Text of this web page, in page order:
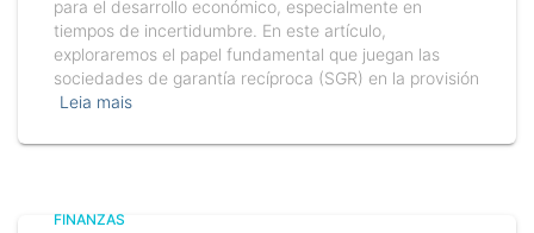
para el desarrollo económico, especialmente en
tiempos de incertidumbre. En este artículo,
exploraremos el papel fundamental que juegan las
sociedades de garantía recíproca (SGR) en la provisión
Leia mais
FINANZAS